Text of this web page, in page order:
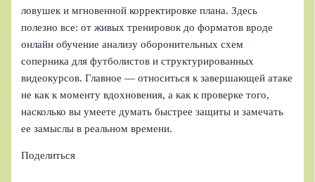
ловушек и мгновенной корректировке плана. Здесь
полезно все: от живых тренировок до форматов вроде
онлайн обучение анализу оборонительных схем
соперника для футболистов и структурированных
видеокурсов. Главное — относиться к завершающей атаке
не как к моменту вдохновения, а как к проверке того,
насколько вы умеете думать быстрее защиты и замечать
ее замыслы в реальном времени.
Поделиться